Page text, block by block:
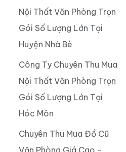
Nội Thất Văn Phòng Trọn
Gói Số Lượng Lớn Tại
Huyện Nhà Bè
Công Ty Chuyên Thu Mua
Nội Thất Văn Phòng Trọn
Gói Số Lượng Lớn Tại
Hóc Môn
Chuyên Thu Mua Đồ Cũ